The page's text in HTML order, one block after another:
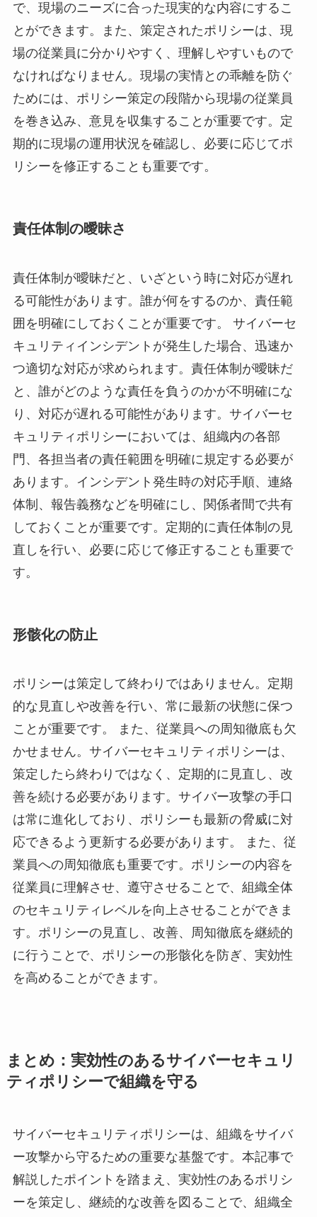
で、現場のニーズに合った現実的な内容にするこ
とができます。また、策定されたポリシーは、現
場の従業員に分かりやすく、理解しやすいもので
なければなりません。現場の実情との乖離を防ぐ
ためには、ポリシー策定の段階から現場の従業員
を巻き込み、意見を収集することが重要です。定
期的に現場の運用状況を確認し、必要に応じてポ
リシーを修正することも重要です。
責任体制の曖昧さ
責任体制が曖昧だと、いざという時に対応が遅れ
る可能性があります。誰が何をするのか、責任範
囲を明確にしておくことが重要です。 サイバーセ
キュリティインシデントが発生した場合、迅速か
つ適切な対応が求められます。責任体制が曖昧だ
と、誰がどのような責任を負うのかが不明確にな
り、対応が遅れる可能性があります。サイバーセ
キュリティポリシーにおいては、組織内の各部
門、各担当者の責任範囲を明確に規定する必要が
あります。インシデント発生時の対応手順、連絡
体制、報告義務などを明確にし、関係者間で共有
しておくことが重要です。定期的に責任体制の見
直しを行い、必要に応じて修正することも重要で
す。
形骸化の防止
ポリシーは策定して終わりではありません。定期
的な見直しや改善を行い、常に最新の状態に保つ
ことが重要です。 また、従業員への周知徹底も欠
かせません。サイバーセキュリティポリシーは、
策定したら終わりではなく、定期的に見直し、改
善を続ける必要があります。サイバー攻撃の手口
は常に進化しており、ポリシーも最新の脅威に対
応できるよう更新する必要があります。 また、従
業員への周知徹底も重要です。ポリシーの内容を
従業員に理解させ、遵守させることで、組織全体
のセキュリティレベルを向上させることができま
す。ポリシーの見直し、改善、周知徹底を継続的
に行うことで、ポリシーの形骸化を防ぎ、実効性
を高めることができます。
まとめ：実効性のあるサイバーセキュリ
ティポリシーで組織を守る
サイバーセキュリティポリシーは、組織をサイバ
ー攻撃から守るための重要な基盤です。本記事で
解説したポイントを踏まえ、実効性のあるポリシ
ーを策定し、継続的な改善を図ることで、組織全